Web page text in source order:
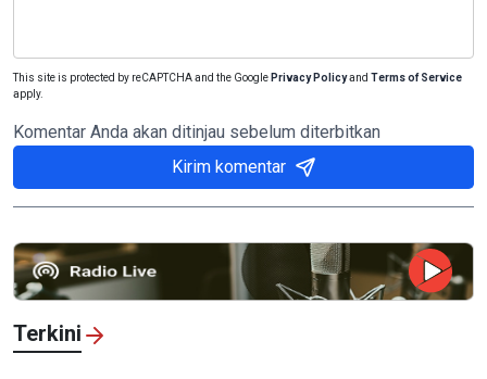
This site is protected by reCAPTCHA and the Google Privacy Policyand Terms of Service
apply.
Komentar Anda akan ditinjau sebelum diterbitkan
Kirim komentar
Terkini